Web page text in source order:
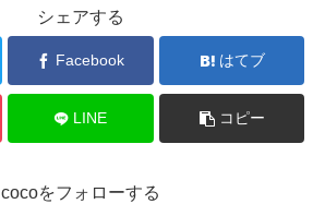
シェアする
Facebook はてブ
LINE コピー
cocoをフォローする